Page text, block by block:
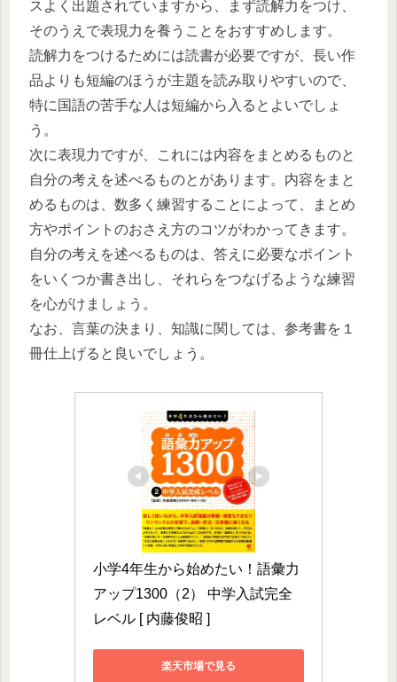
スよく出題されていますから、まず読解力をつけ、
そのうえで表現力を養うことをおすすめします。
読解力をつけるためには読書が必要ですが、長い作
品よりも短編のほうが主題を読み取りやすいので、
特に国語の苦手な人は短編から入るとよいでしょ
う。
次に表現力ですが、これには内容をまとめるものと
自分の考えを述べるものとがあります。内容をまと
めるものは、数多く練習することによって、まとめ
方やポイントのおさえ方のコツがわかってきます。
自分の考えを述べるものは、答えに必要なポイント
をいくつか書き出し、それらをつなげるような練習
を心がけましょう。
なお、言葉の決まり、知識に関しては、参考書を１
冊仕上げると良いでしょう。
小学4年生から始めたい！語彙力
アップ1300（2） 中学入試完全
レベル [ 内藤俊昭 ]
楽天市場で見る